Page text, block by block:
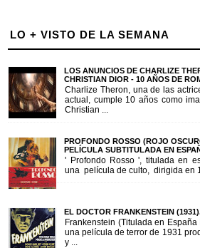
LO + VISTO DE LA SEMANA
LOS ANUNCIOS DE CHARLIZE
CHRISTIAN DIOR - 10 AÑOS DE
Charlize Theron, una de las
actual, cumple 10 años como
Christian ...
PROFONDO ROSSO (ROJO
PELÍCULA SUBTITULADA EN
' Profondo Rosso ', titulada en
una película de culto, dirigida en
EL DOCTOR FRANKENSTEIN
Frankenstein (Titulada en
una película de terror de 1931
y ...